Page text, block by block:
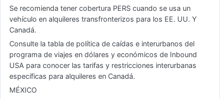
Se recomienda tener cobertura PERS cuando se usa un
vehículo en alquileres transfronterizos para los EE. UU. Y
Canadá.
Consulte la tabla de política de caídas e interurbanos del
programa de viajes en dólares y económicos de Inbound
USA para conocer las tarifas y restricciones interurbanas
específicas para alquileres en Canadá.
MÉXICO